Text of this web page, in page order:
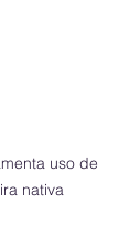
uso de
nativa